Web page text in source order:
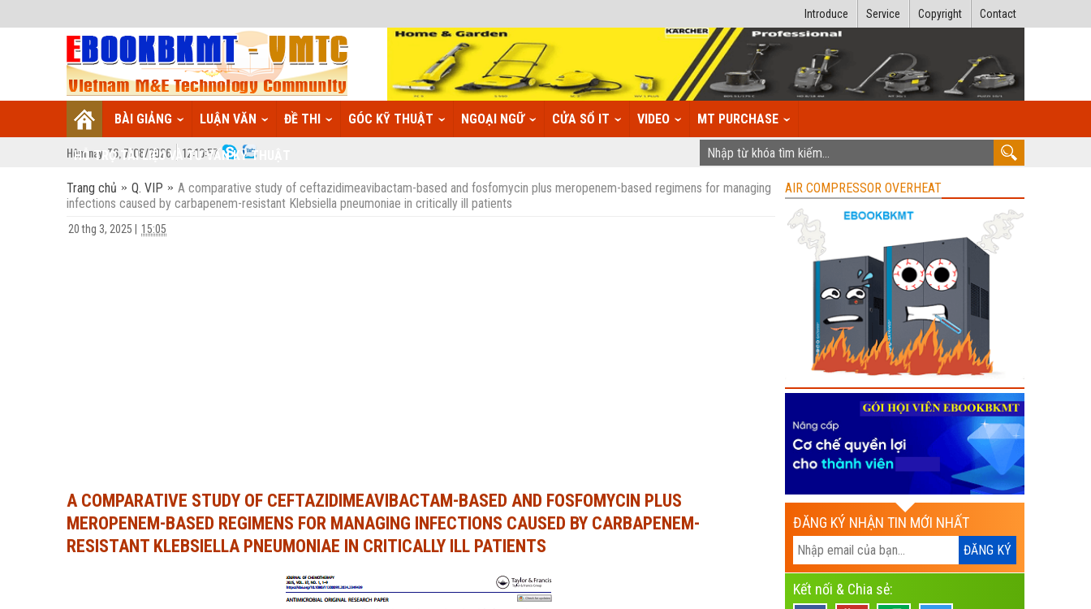
Contact
Copyright
Service
Introduce
BÀI GIẢNG LUẬN VĂN ĐỀ THI GÓC KỸ THUẬT NGOẠI NGỮ CỬA SỔ IT VIDEO MT PURCHASE
HỖ TRỢ TÀI LIỆU VÀ TƯ VẤN KỸ THUẬT
Hôm nay: T6, 7/08/2026 12:10:58
Trang chủ Q. VIP
A comparative study of ceftazidimeavibactam-based and fosfomycin plus meropenem-based regimens for managing
infections caused by carbapenem-resistant Klebsiella pneumoniae in critically ill patients
20 thg 3, 2025 15:05
A COMPARATIVE STUDY OF CEFTAZIDIMEAVIBACTAM-BASED AND FOSFOMYCIN PLUS
MEROPENEM-BASED REGIMENS FOR MANAGING INFECTIONS CAUSED BY CARBAPENEM-
RESISTANT KLEBSIELLA PNEUMONIAE IN CRITICALLY ILL PATIENTS
AIR COMPRESSOR OVERHEAT
ĐĂNG KÝ NHẬN TIN MỚI NHẤT
Kết nối & Chia sẻ: